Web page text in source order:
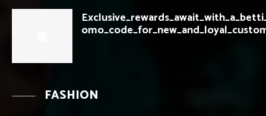
FASHION